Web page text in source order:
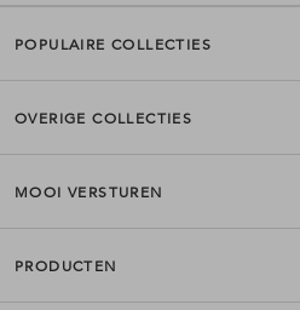
POPULAIRE COLLECTIES
OVERIGE COLLECTIES
MOOI VERSTUREN
PRODUCTEN